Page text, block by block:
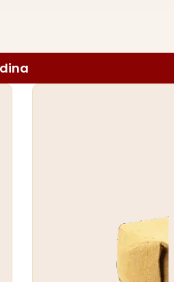
e lasciati sedurre
sughi artigianali. È